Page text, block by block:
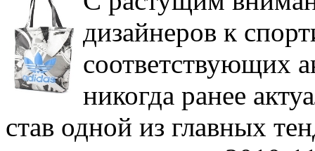
дизайнеров к
соответствующих
никогда ранее
став одной из главных